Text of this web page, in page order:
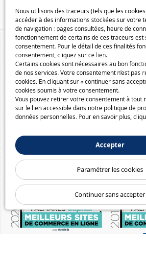
Nous utilisons des traceurs (tels que les
accéder à des informations stockées sur votre
de navigation : pages consultées, heure de
fonctionnement de certains de ces traceurs est
consentement. Pour le détail de ces finalités
consentement, cliquez sur ce lien.
Certains cookies sont nécessaires au bon
de nos services. Votre consentement n’est pas
cookies. En cliquant sur « continuer sans
cookies soumis à votre consentement.
Vous pouvez retirer votre consentement à tout
sur le lien accessible dans notre politique de
données personnelles. Pour en savoir plus,
Accepter
Paramétrer les cookies
Continuer sans accepter